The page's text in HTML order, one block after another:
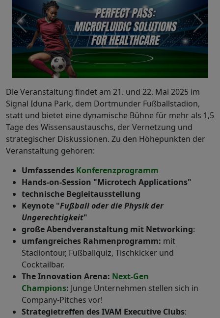
Die Veranstaltung findet am 21. und 22. Mai 2025 im
Signal Iduna Park, dem Dortmunder Fußballstadion,
statt und bietet eine dynamische Bühne für mehr als 1,5
Tage des Wissensaustauschs, der Vernetzung und
strategischer Diskussionen. Zu den Höhepunkten der
Veranstaltung gehören:
Umfassendes Konferenzprogramm
Hands-on-Session "Microtech Applications"
technische Begleitausstellung
Keynote "Fußball oder die Physik der
Ungerechtigkeit"
große Abendveranstaltung mit Networking:
umfangreiches Rahmenprogramm: mit
Stadiontour, Fußballquiz, Tischkicker und
Cocktailbar.
The Innovation Arena: Next-Gen
Champions: Junge Unternehmen stellen sich in
Company-Pitches vor!
Strategietreffen des IVAM Executive Clubs: